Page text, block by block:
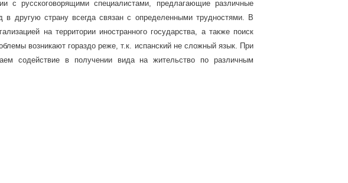
с русскоговорящими специалистами, предлагающие различные
в другую страну всегда связан с определенными трудностями. В
на территории иностранного государства, а также поиск
возникают гораздо реже, т.к. испанский не сложный язык. При
содействие в получении вида на жительство по различным